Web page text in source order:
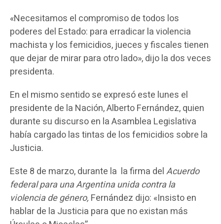
«Necesitamos el compromiso de todos los
poderes del Estado: para erradicar la violencia
machista y los femicidios, jueces y fiscales tienen
que dejar de mirar para otro lado», dijo la dos veces
presidenta.
En el mismo sentido se expresó este lunes el
presidente de la Nación, Alberto Fernández, quien
durante su discurso en la Asamblea Legislativa
había cargado las tintas de los femicidios sobre la
Justicia.
Este 8 de marzo, durante la la firma delAcuerdo
federal para una Argentina unida contra la
violencia de género, Fernández dijo: «Insisto en
hablar de la Justicia para que no existan más